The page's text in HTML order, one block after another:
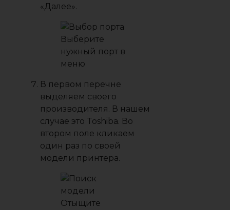
«Далее».
Выберите
нужный порт в
меню
В первом перечне
выделяем своего
производителя. В нашем
случае это Toshiba. Во
втором поле кликаем
один раз по своей
модели принтера.
Отыщите